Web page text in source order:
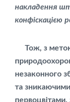
накладення
конфіскацією
Тож, з
незаконного
та